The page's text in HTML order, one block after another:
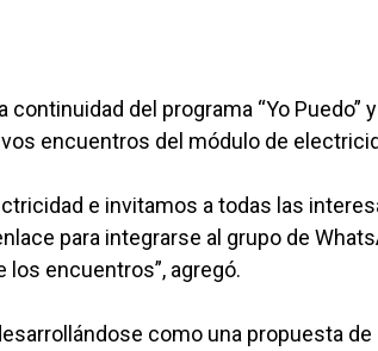
del programa “Yo Puedo”
encuentros del módulo de
e invitamos a todas las
para integrarse al grupo de
encuentros”, agregó.
como una propuesta de